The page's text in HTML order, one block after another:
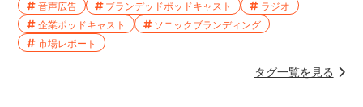
音声広告 ブランデッドポッドキャスト
ラジオ
企業ポッドキャスト
ソニックブランディング
市場レポート
タグ一覧を見る